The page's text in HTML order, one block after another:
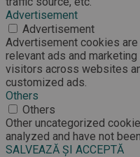
Advertisement
Advertisement
Advertisement cookies
relevant ads and
visitors across websites
customized ads.
Others
Others
Other uncategorized
analyzed and have not
SALVEAZĂ ȘI ACCEPTĂ